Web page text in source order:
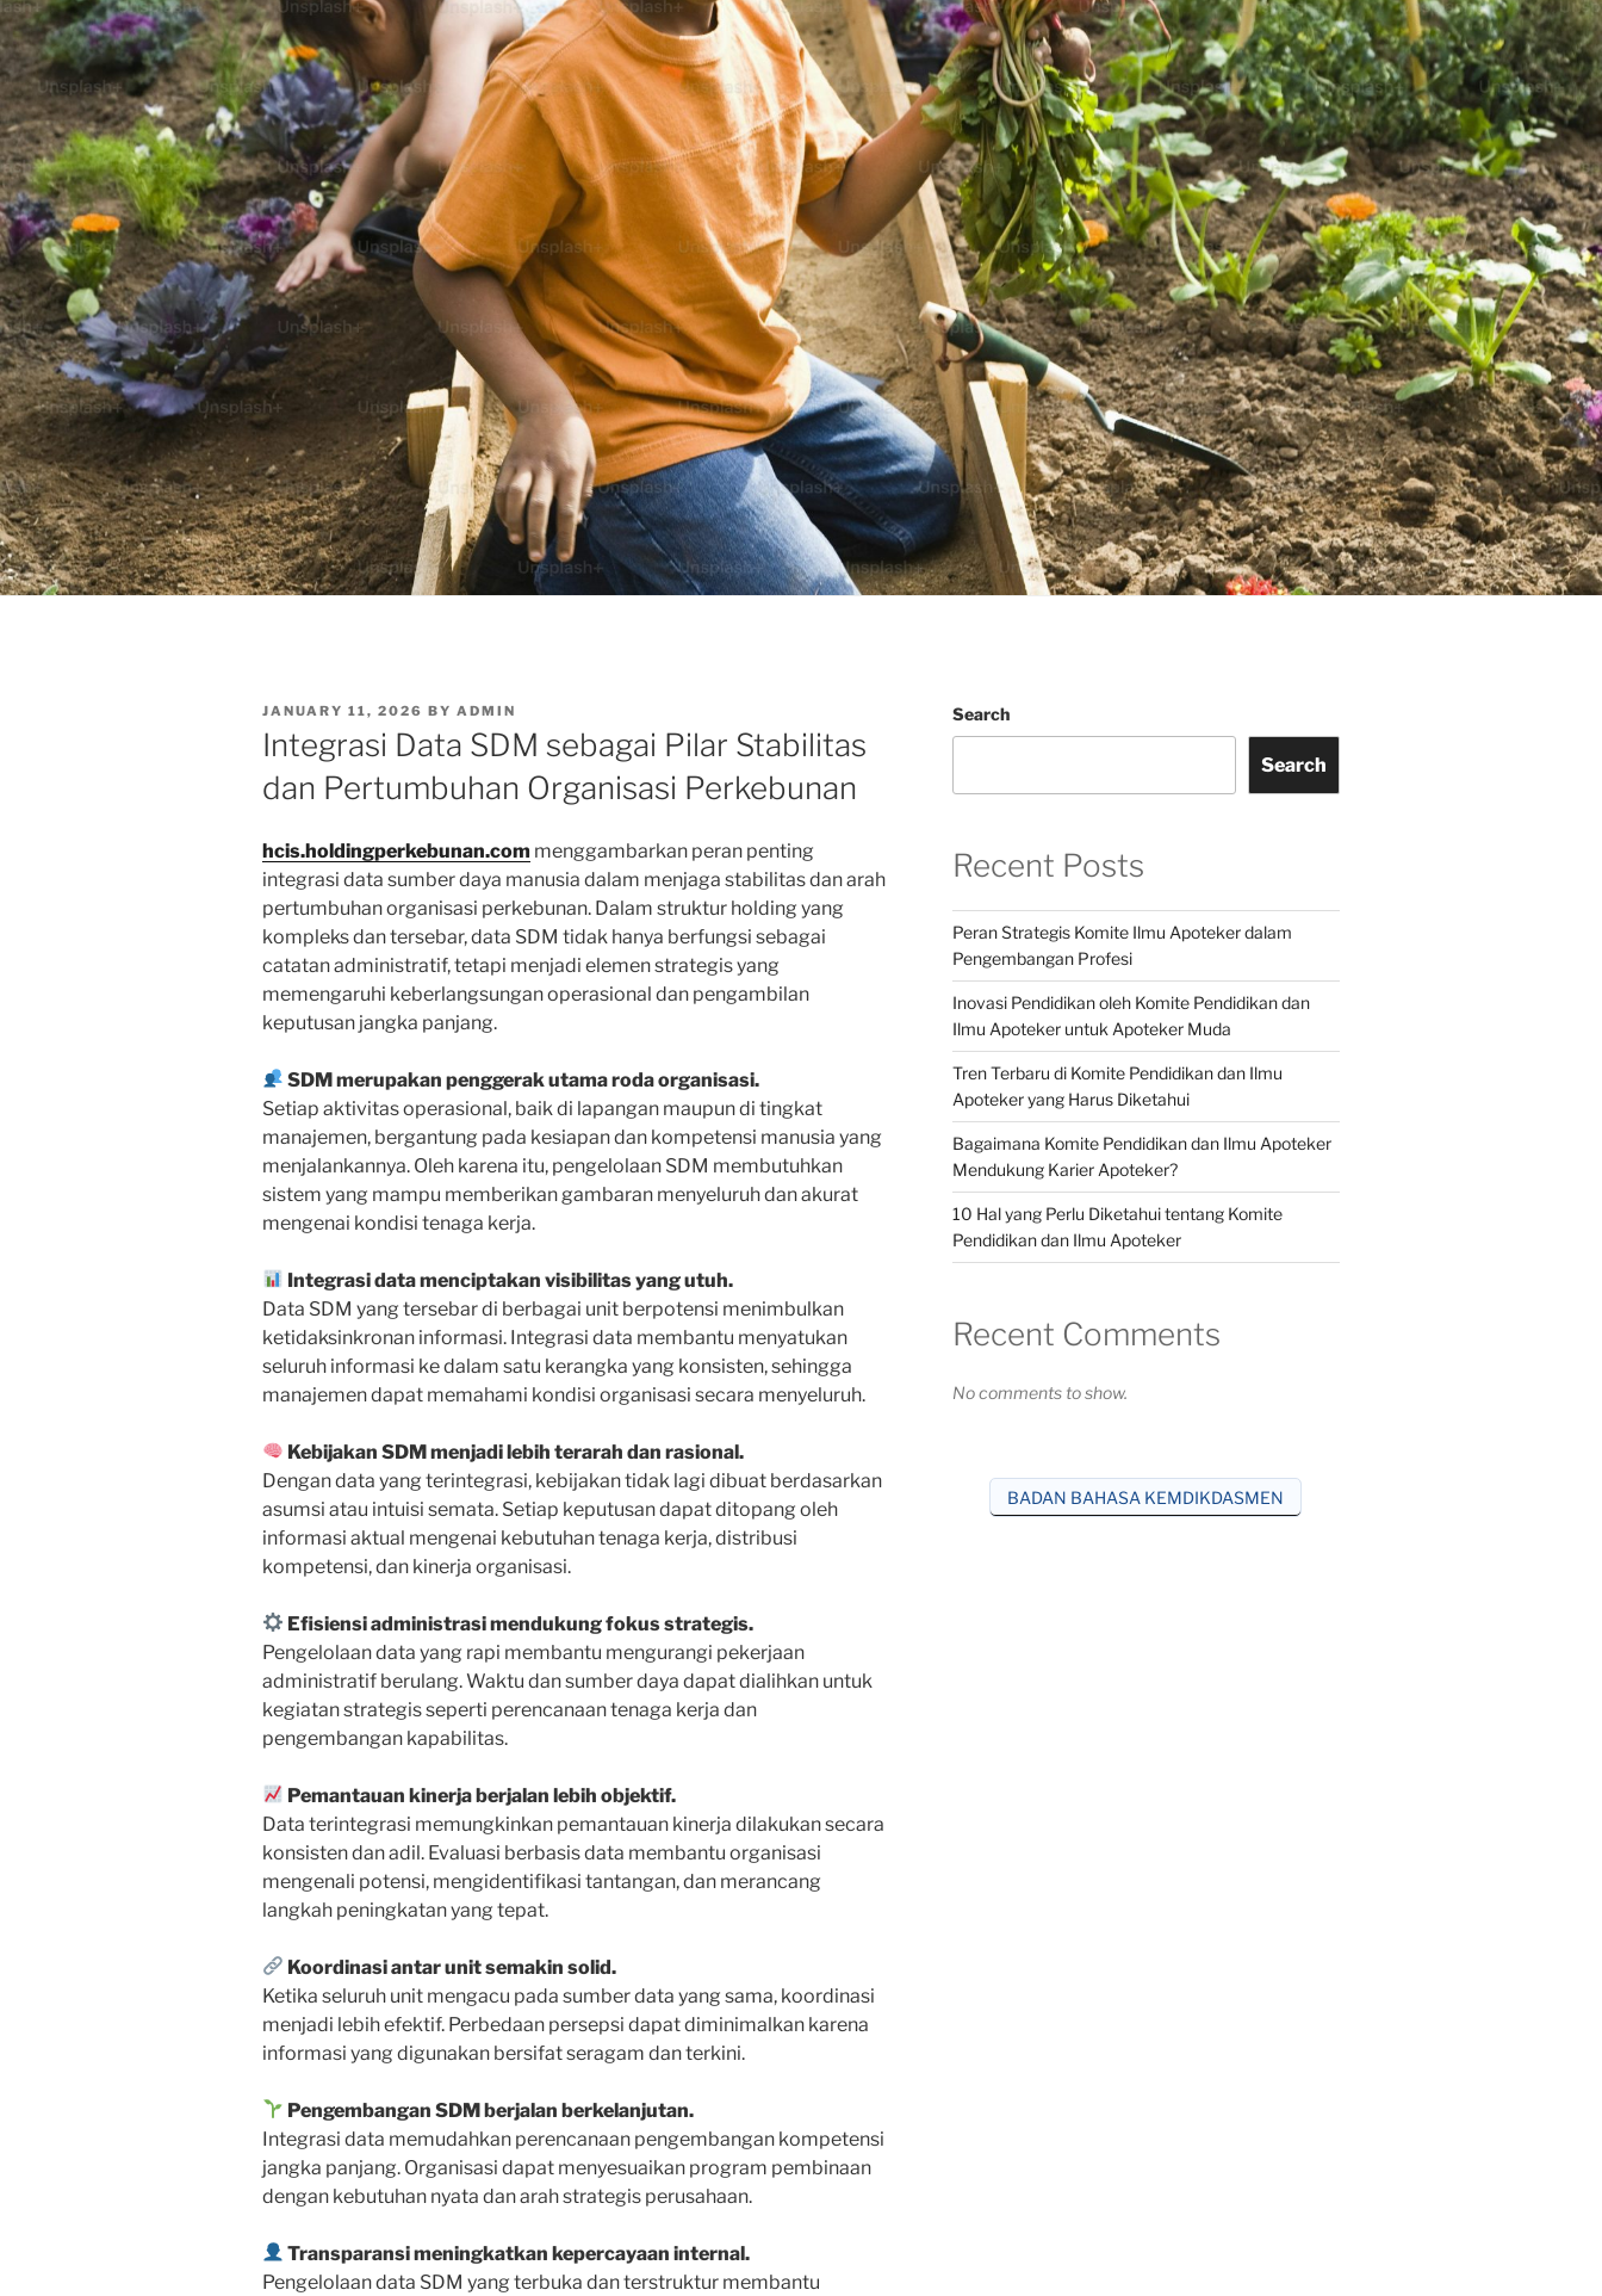
POSTED
ON
JANUARY 11, 2026 BY ADMIN
Integrasi Data SDM sebagai Pilar Stabilitas
dan Pertumbuhan Organisasi Perkebunan
hcis.holdingperkebunan.com menggambarkan peran penting
integrasi data sumber daya manusia dalam menjaga stabilitas dan arah
pertumbuhan organisasi perkebunan. Dalam struktur holding yang
kompleks dan tersebar, data SDM tidak hanya berfungsi sebagai
catatan administratif, tetapi menjadi elemen strategis yang
memengaruhi keberlangsungan operasional dan pengambilan
keputusan jangka panjang.
SDM merupakan penggerak utama roda organisasi.
Setiap aktivitas operasional, baik di lapangan maupun di tingkat
manajemen, bergantung pada kesiapan dan kompetensi manusia yang
menjalankannya. Oleh karena itu, pengelolaan SDM membutuhkan
sistem yang mampu memberikan gambaran menyeluruh dan akurat
mengenai kondisi tenaga kerja.
Integrasi data menciptakan visibilitas yang utuh.
Data SDM yang tersebar di berbagai unit berpotensi menimbulkan
ketidaksinkronan informasi. Integrasi data membantu menyatukan
seluruh informasi ke dalam satu kerangka yang konsisten, sehingga
manajemen dapat memahami kondisi organisasi secara menyeluruh.
Kebijakan SDM menjadi lebih terarah dan rasional.
Dengan data yang terintegrasi, kebijakan tidak lagi dibuat berdasarkan
asumsi atau intuisi semata. Setiap keputusan dapat ditopang oleh
informasi aktual mengenai kebutuhan tenaga kerja, distribusi
kompetensi, dan kinerja organisasi.
Efisiensi administrasi mendukung fokus strategis.
Pengelolaan data yang rapi membantu mengurangi pekerjaan
administratif berulang. Waktu dan sumber daya dapat dialihkan untuk
kegiatan strategis seperti perencanaan tenaga kerja dan
pengembangan kapabilitas.
Pemantauan kinerja berjalan lebih objektif.
Data terintegrasi memungkinkan pemantauan kinerja dilakukan secara
konsisten dan adil. Evaluasi berbasis data membantu organisasi
mengenali potensi, mengidentifikasi tantangan, dan merancang
langkah peningkatan yang tepat.
Koordinasi antar unit semakin solid.
Ketika seluruh unit mengacu pada sumber data yang sama, koordinasi
menjadi lebih efektif. Perbedaan persepsi dapat diminimalkan karena
informasi yang digunakan bersifat seragam dan terkini.
Pengembangan SDM berjalan berkelanjutan.
Integrasi data memudahkan perencanaan pengembangan kompetensi
jangka panjang. Organisasi dapat menyesuaikan program pembinaan
dengan kebutuhan nyata dan arah strategis perusahaan.
Transparansi meningkatkan kepercayaan internal.
Pengelolaan data SDM yang terbuka dan terstruktur membantu
Search
Search
Recent Posts
Peran Strategis Komite Ilmu Apoteker dalam
Pengembangan Profesi
Inovasi Pendidikan oleh Komite Pendidikan dan
Ilmu Apoteker untuk Apoteker Muda
Tren Terbaru di Komite Pendidikan dan Ilmu
Apoteker yang Harus Diketahui
Bagaimana Komite Pendidikan dan Ilmu Apoteker
Mendukung Karier Apoteker?
10 Hal yang Perlu Diketahui tentang Komite
Pendidikan dan Ilmu Apoteker
Recent Comments
No comments to show.
BADAN BAHASA KEMDIKDASMEN